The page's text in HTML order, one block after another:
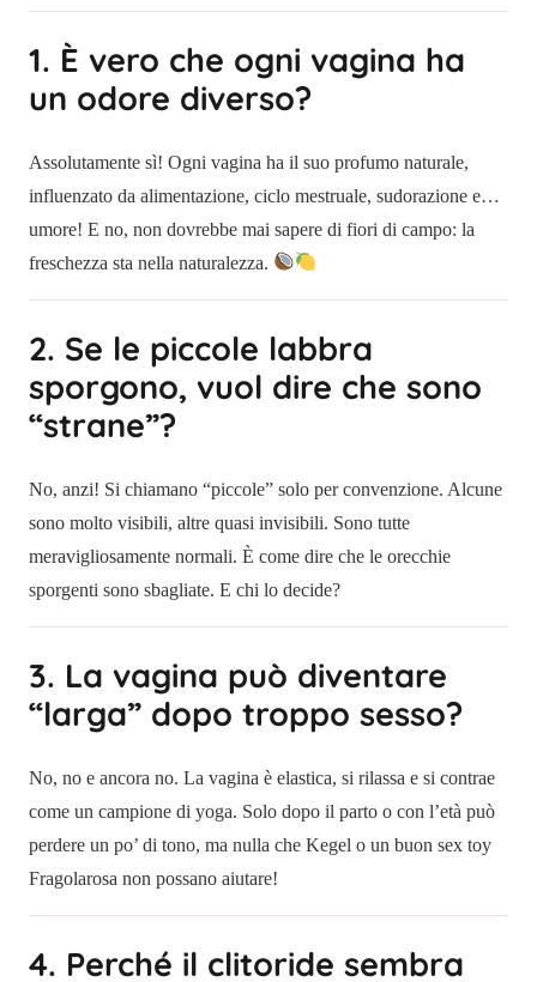
1. È vero che ogni vagina ha
un odore diverso?
Assolutamente sì! Ogni vagina ha il suo profumo naturale,
influenzato da alimentazione, ciclo mestruale, sudorazione e…
umore! E no, non dovrebbe mai sapere di fiori di campo: la
freschezza sta nella naturalezza.
2. Se le piccole labbra
sporgono, vuol dire che sono
“strane”?
No, anzi! Si chiamano “piccole” solo per convenzione. Alcune
sono molto visibili, altre quasi invisibili. Sono tutte
meravigliosamente normali. È come dire che le orecchie
sporgenti sono sbagliate. E chi lo decide?
3. La vagina può diventare
“larga” dopo troppo sesso?
No, no e ancora no. La vagina è elastica, si rilassa e si contrae
come un campione di yoga. Solo dopo il parto o con l’età può
perdere un po’ di tono, ma nulla che Kegel o un buon sex toy
Fragolarosa non possano aiutare!
4. Perché il clitoride sembra